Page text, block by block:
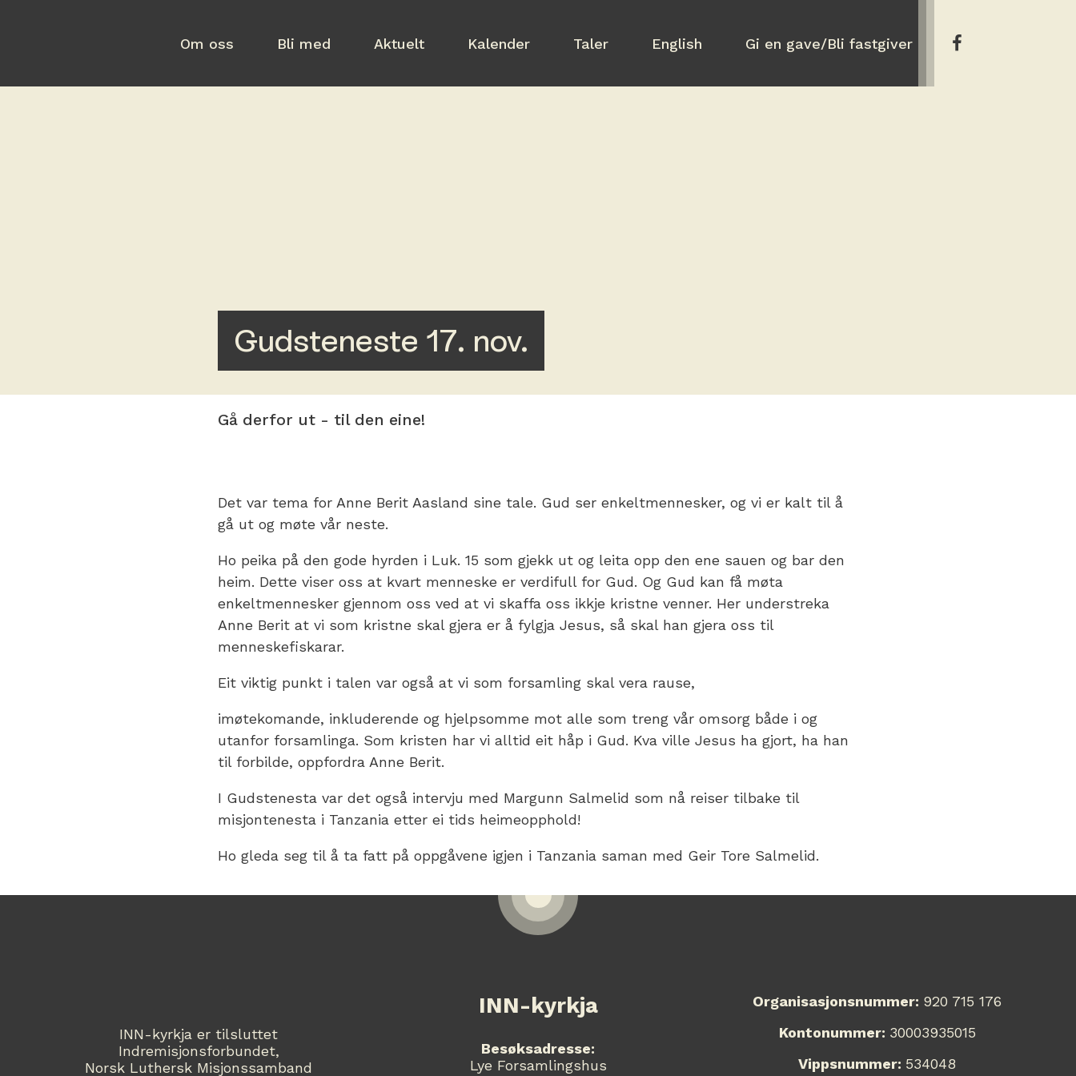
Om oss Bli med Aktuelt Kalender Taler English Gi en gave/Bli fastgiver
Gudsteneste 17. nov.
Gå derfor ut - til den eine!
Det var tema for Anne Berit Aasland sine tale. Gud ser enkeltmennesker, og vi er kalt til å
gå ut og møte vår neste.
Ho peika på den gode hyrden i Luk. 15 som gjekk ut og leita opp den ene sauen og bar den
heim. Dette viser oss at kvart menneske er verdifull for Gud. Og Gud kan få møta
enkeltmennesker gjennom oss ved at vi skaffa oss ikkje kristne venner. Her understreka
Anne Berit at vi som kristne skal gjera er å fylgja Jesus, så skal han gjera oss til
menneskefiskarar.
Eit viktig punkt i talen var også at vi som forsamling skal vera rause,
imøtekomande, inkluderende og hjelpsomme mot alle som treng vår omsorg både i og
utanfor forsamlinga. Som kristen har vi alltid eit håp i Gud. Kva ville Jesus ha gjort, ha han
til forbilde, oppfordra Anne Berit.
I Gudstenesta var det også intervju med Margunn Salmelid som nå reiser tilbake til
misjontenesta i Tanzania etter ei tids heimeopphold!
Ho gleda seg til å ta fatt på oppgåvene igjen i Tanzania saman med Geir Tore Salmelid.
INN-kyrkja er tilsluttet
Indremisjonsforbundet,
Norsk Luthersk Misjonssamband
INN-kyrkja
Besøksadresse:
Lye Forsamlingshus
Organisasjonsnummer: 920 715 176
Kontonummer: 30003935015
Vippsnummer: 534048